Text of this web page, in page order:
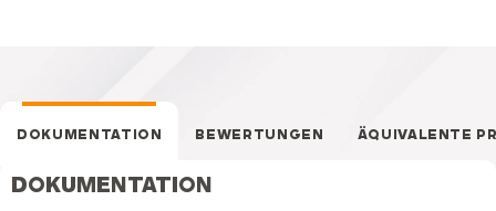
DOKUMENTATION BEWERTUNGEN ÄQUIVALENTE
DOKUMENTATION